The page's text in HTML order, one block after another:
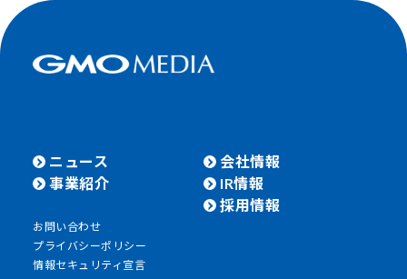
ニュース
事業紹介
会社情報
IR情報
採用情報
お問い合わせ
プライバシーポリシー
情報セキュリティ宣言